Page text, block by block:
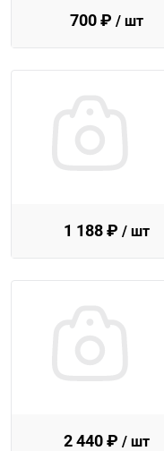
700 ₽ / шт
1 188 ₽ / шт
2 440 ₽ / шт